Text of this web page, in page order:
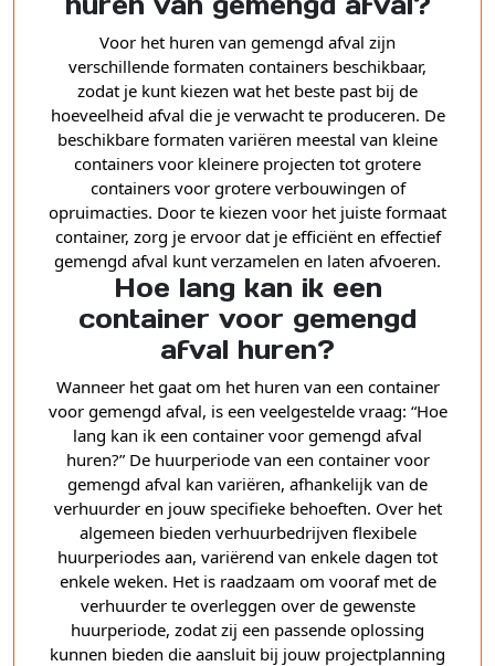
Voor het huren van gemengd afval zijn
verschillende formaten containers beschikbaar,
zodat je kunt kiezen wat het beste past bij de
hoeveelheid afval die je verwacht te produceren. De
beschikbare formaten variëren meestal van kleine
containers voor kleinere projecten tot grotere
containers voor grotere verbouwingen of
opruimacties. Door te kiezen voor het juiste formaat
container, zorg je ervoor dat je efficiënt en effectief
gemengd afval kunt verzamelen en laten afvoeren.
Hoe lang kan ik een
container voor gemengd
afval huren?
Wanneer het gaat om het huren van een container
voor gemengd afval, is een veelgestelde vraag: “Hoe
lang kan ik een container voor gemengd afval
huren?” De huurperiode van een container voor
gemengd afval kan variëren, afhankelijk van de
verhuurder en jouw specifieke behoeften. Over het
algemeen bieden verhuurbedrijven flexibele
huurperiodes aan, variërend van enkele dagen tot
enkele weken. Het is raadzaam om vooraf met de
verhuurder te overleggen over de gewenste
huurperiode, zodat zij een passende oplossing
kunnen bieden die aansluit bij jouw projectplanning